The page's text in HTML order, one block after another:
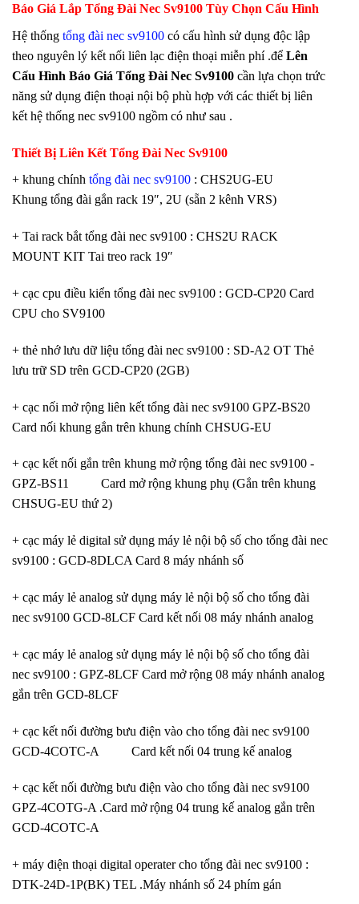
Báo Giá Lắp Tổng Đài Nec Sv9100 Tùy Chọn Cấu Hình
Hệ thống tổng đài nec sv9100 có cấu hình sử dụng độc lập
theo nguyên lý kết nối liên lạc điện thoại miễn phí .để Lên
Cấu Hình Báo Giá Tổng Đài Nec Sv9100 cần lựa chọn trức
năng sử dụng điện thoại nội bộ phù hợp với các thiết bị liên
kết hệ thống nec sv9100 ngồm có như sau .
Thiết Bị Liên Kết Tổng Đài Nec Sv9100
+ khung chính tổng đài nec sv9100 : CHS2UG-EU
Khung tổng đài gắn rack 19″, 2U (sẵn 2 kênh VRS)
+ Tai rack bắt tổng đài nec sv9100 : CHS2U RACK
MOUNT KIT Tai treo rack 19″
+ cạc cpu điều kiển tổng đài nec sv9100 : GCD-CP20 Card
CPU cho SV9100
+ thẻ nhớ lưu dữ liệu tổng đài nec sv9100 : SD-A2 OT Thẻ
lưu trữ SD trên GCD-CP20 (2GB)
+ cạc nối mở rộng liên kết tổng đài nec sv9100 GPZ-BS20
Card nối khung gắn trên khung chính CHSUG-EU
+ cạc kết nối gắn trên khung mở rộng tổng đài nec sv9100 -
GPZ-BS11 Card mở rộng khung phụ (Gắn trên khung
CHSUG-EU thứ 2)
+ cạc máy lẻ digital sử dụng máy lẻ nội bộ số cho tổng đài nec
sv9100 : GCD-8DLCA Card 8 máy nhánh số
+ cạc máy lẻ analog sử dụng máy lẻ nội bộ số cho tổng đài
nec sv9100 GCD-8LCF Card kết nối 08 máy nhánh analog
+ cạc máy lẻ analog sử dụng máy lẻ nội bộ số cho tổng đài
nec sv9100 : GPZ-8LCF Card mở rộng 08 máy nhánh analog
gắn trên GCD-8LCF
+ cạc kết nối đường bưu điện vào cho tổng đài nec sv9100
GCD-4COTC-A Card kết nối 04 trung kế analog
+ cạc kết nối đường bưu điện vào cho tổng đài nec sv9100
GPZ-4COTG-A .Card mở rộng 04 trung kế analog gắn trên
GCD-4COTC-A
+ máy điện thoại digital operater cho tổng đài nec sv9100 :
DTK-24D-1P(BK) TEL .Máy nhánh số 24 phím gán